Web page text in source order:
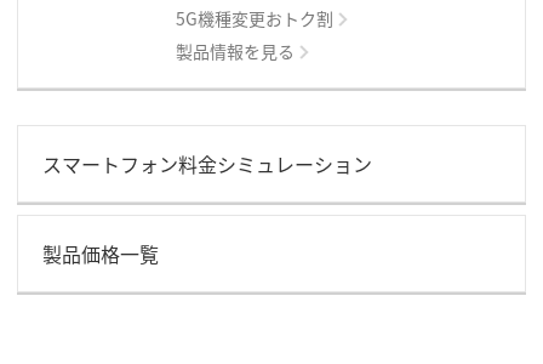
5G機種変更おトク割
製品情報を見る
スマートフォン料金シミュレーション
製品価格一覧